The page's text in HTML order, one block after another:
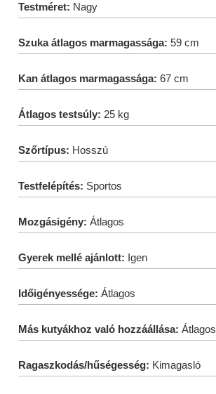
Testméret: Nagy
Szuka átlagos marmagassága: 59 cm
Kan átlagos marmagassága: 67 cm
Átlagos testsúly: 25 kg
Szőrtípus: Hosszú
Testfelépítés: Sportos
Mozgásigény: Átlagos
Gyerek mellé ajánlott: Igen
Időigényessége: Átlagos
Más kutyákhoz való hozzáállása: Átlagos
Ragaszkodás/hűségesség: Kimagasló